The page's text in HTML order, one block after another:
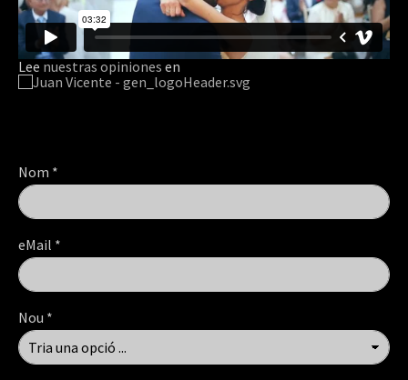
Lee nuestras opiniones en
Nom *
eMail *
Nou *